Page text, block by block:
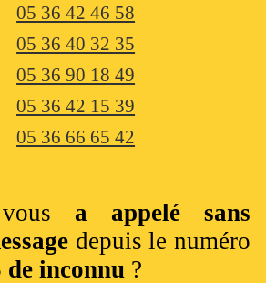
05 36 42 46 58
05 36 40 32 35
05 36 90 18 49
05 36 42 15 39
05 36 66 65 42
a appelé sans
depuis le numéro
de inconnu?